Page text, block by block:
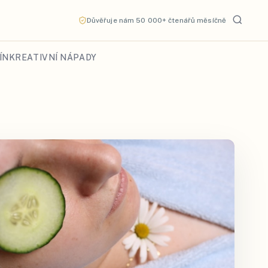
Důvěřuje nám 50 000+ čtenářů měsíčně
KREATIVNÍ NÁPADY